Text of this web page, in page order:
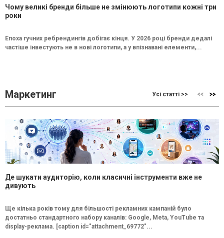
Чому великі бренди більше не змінюють логотипи кожні три
роки
Епоха гучних ребрендингів добігає кінця. У 2026 році бренди дедалі
частіше інвестують не в нові логотипи, а у впізнавані елементи,...
Маркетинг Усі статті >>
Де шукати аудиторію, коли класичні інструменти вже не
дивують
Ще кілька років тому для більшості рекламних кампаній було
достатньо стандартного набору каналів: Google, Meta, YouTube та
display-реклама. [caption id="attachment_69772"...